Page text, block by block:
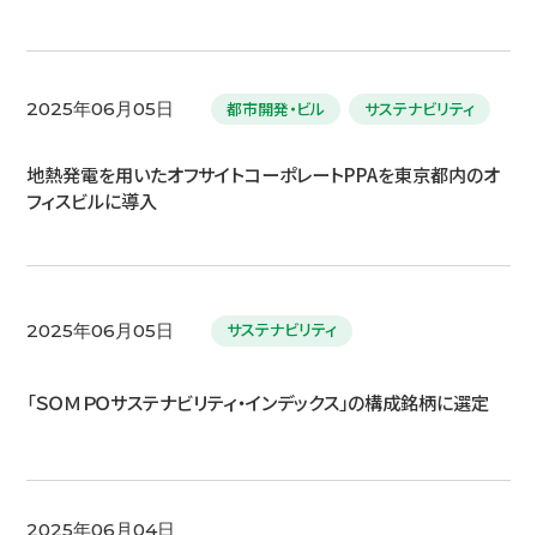
2025年06月05日 都市開発・ビル サステナビリティ
地熱発電を用いたオフサイトコーポレートPPAを東京都内のオ
フィスビルに導入
2025年06月05日 サステナビリティ
「ＳＯＭＰＯサステナビリティ・インデックス」の構成銘柄に選定
2025年06月04日